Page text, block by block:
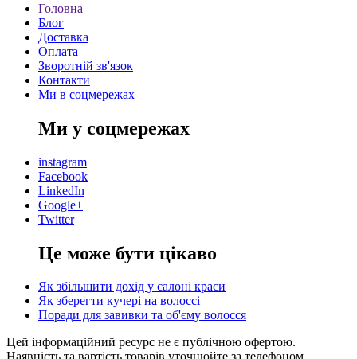
Головна
Блог
Доставка
Оплата
Зворотній зв'язок
Контакти
Ми в соцмережах
Ми у соцмережах
instagram
Facebook
LinkedIn
Google+
Twitter
Це може бути цікаво
Як збільшити дохід у салоні краси
Як зберегти кучері на волоссі
Поради для завивки та об'єму волосся
Цей інформаційний ресурс не є публічною офертою.